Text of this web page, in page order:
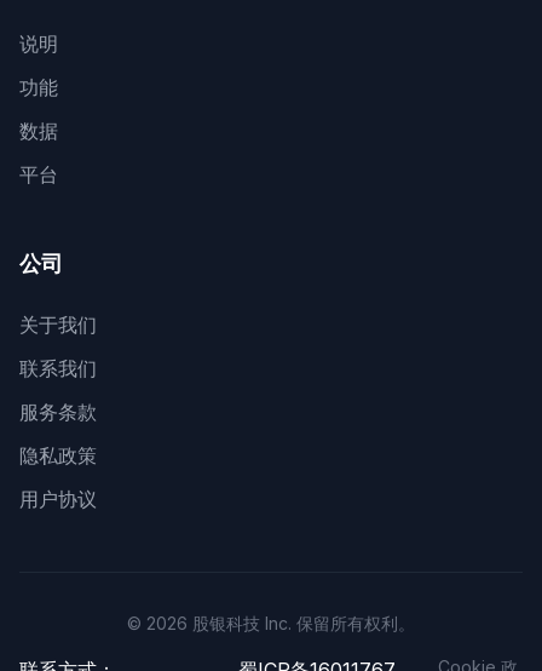
说明
功能
数据
平台
公司
关于我们
联系我们
服务条款
隐私政策
用户协议
© 2026 股银科技 Inc. 保留所有权利。
Cookie 政